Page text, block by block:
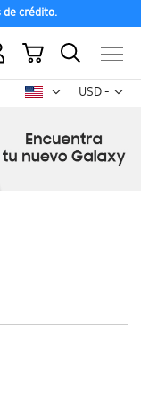
crédito.
USD -
dólar
Mi carrito